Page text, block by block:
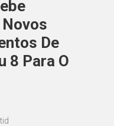
De
8 Para O